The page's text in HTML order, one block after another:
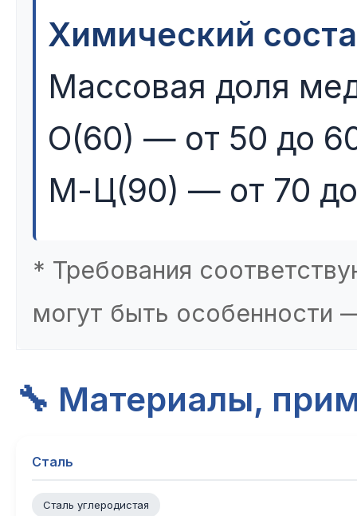
Химический
Массовая доля
О(60) — от 50 до
М-Ц(90) — от 70
* Требования
могут быть особенности
🔧 Материалы,
Сталь
Сталь углеродистая